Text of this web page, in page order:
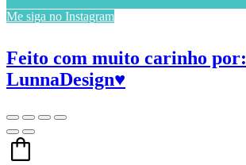
Me siga no Instagram
Feito com muito carinho por:
LunnaDesign♥